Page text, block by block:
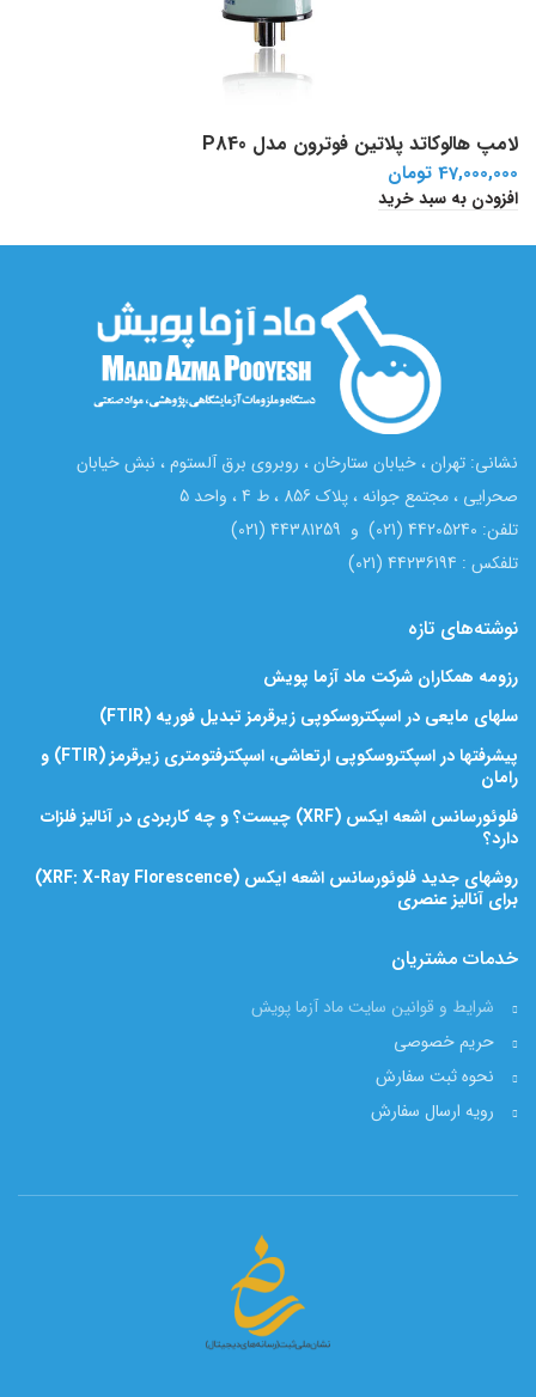
لامپ هالوکاتد پلاتین فوترون مدل P840
47,000,000 تومان
افزودن به سبد خرید
نشانی: تهران ، خیابان ستارخان ، روبروی برق آلستوم ، نبش خیابان
صحرایی ، مجتمع جوانه ، پلاک 856 ، ط 4 ، واحد 5
تلفن: 44205240 (021) و 44381259 (021)
تلفکس : 44236194 (021)
نوشته‌های تازه
رزومه همکاران شرکت ماد آزما پویش
سلهای مایعی در اسپکتروسکوپی زیرقرمز تبدیل فوریه (FTIR)
پیشرفتها در اسپکتروسکوپی ارتعاشی، اسپکترفتومتری زیرقرمز (FTIR) و
رامان
فلوئورسانس اشعه ایکس (XRF) چیست؟ و چه کاربردی در آنالیز فلزات
دارد؟
روشهای جدید فلوئورسانس اشعه ایکس (XRF: X-Ray Florescence)
برای آنالیز عنصری
خدمات مشتریان
شرایط و قوانین سایت ماد آزما پویش
حریم خصوصی
نحوه ثبت سفارش
رویه ارسال سفارش